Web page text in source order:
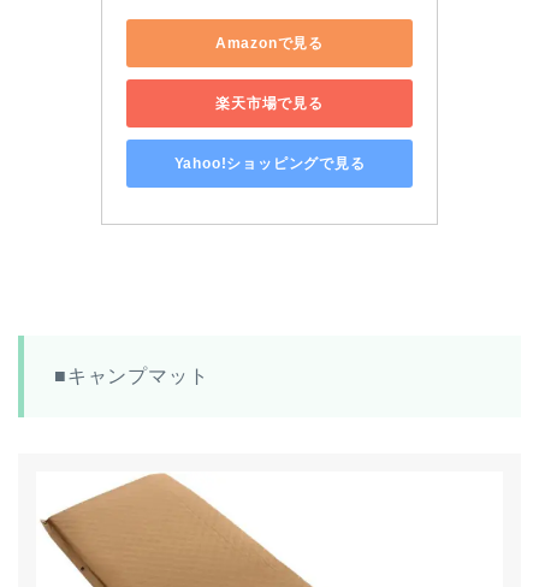
Amazonで見る
楽天市場で見る
Yahoo!ショッピングで見る
■キャンプマット